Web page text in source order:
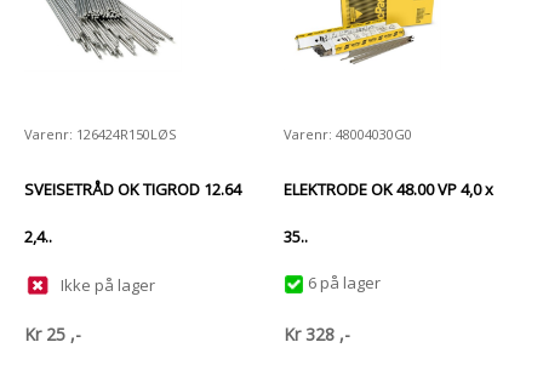
Varenr: 126424R150LØS
SVEISETRÅD OK TIGROD 12.64
2,4..
Ikke på lager
Kr 25 ,-
Varenr: 48004030G0
ELEKTRODE OK 48.00 VP 4,0 x
35..
6 på lager
Kr328 ,-